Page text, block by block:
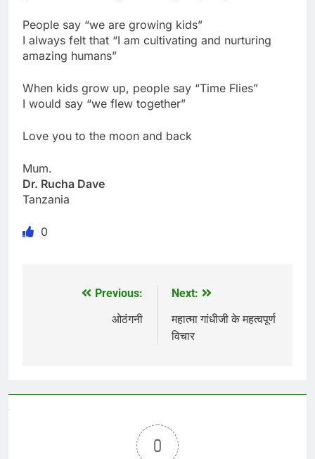
People say “we are growing kids”
I always felt that “I am cultivating and nurturing
amazing humans”
When kids grow up, people say “Time Flies”
I would say “we flew together”
Love you to the moon and back
Mum.
Dr. Rucha Dave
Tanzania
0
navigation
Previous:
ओठंगनी
Next:
महात्मा गांधीजी के महत्वपूर्ण
विचार
0